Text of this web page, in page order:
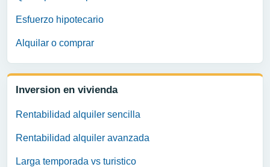
Esfuerzo hipotecario
Alquilar o comprar
Inversion en vivienda
Rentabilidad alquiler sencilla
Rentabilidad alquiler avanzada
Larga temporada vs turistico